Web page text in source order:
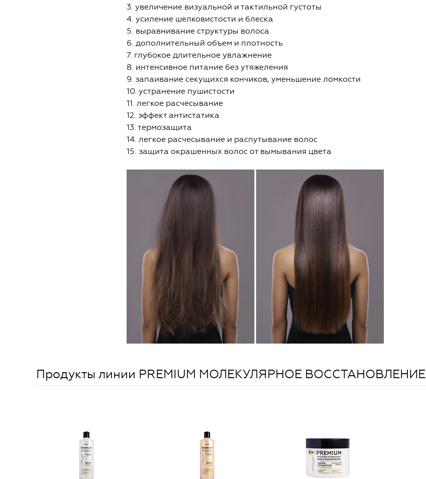
3. увеличение визуальной и тактильной густоты
4. усиление шелковистости и блеска
5. выравнивание структуры волоса
6. дополнительный объем и плотность
7. глубокое длительное увлажнение
8. интенсивное питание без утяжеления
9. запаивание секущихся кончиков, уменьшение ломкости
10. устранение пушистости
11. легкое расчесывание
12. эффект антистатика
13. термозащита
14. легкое расчесывание и распутывание волос
15. защита окрашенных волос от вымывания цвета
Продукты линии PREMIUM МОЛЕКУЛЯРНОЕ ВОССТАНОВЛЕНИЕ